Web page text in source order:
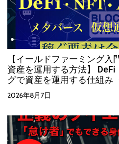
【イールドファーミング入
資産を運用する方法】 DeFi・イールドファーミン
グで資産を運用する仕組み
に運用する方法
2026年8月7日